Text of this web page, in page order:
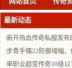
最新动态
·新开热血传奇私服发
安装与畅玩？
·步青手镯22防御增幅，
·单职业超变传奇30级以